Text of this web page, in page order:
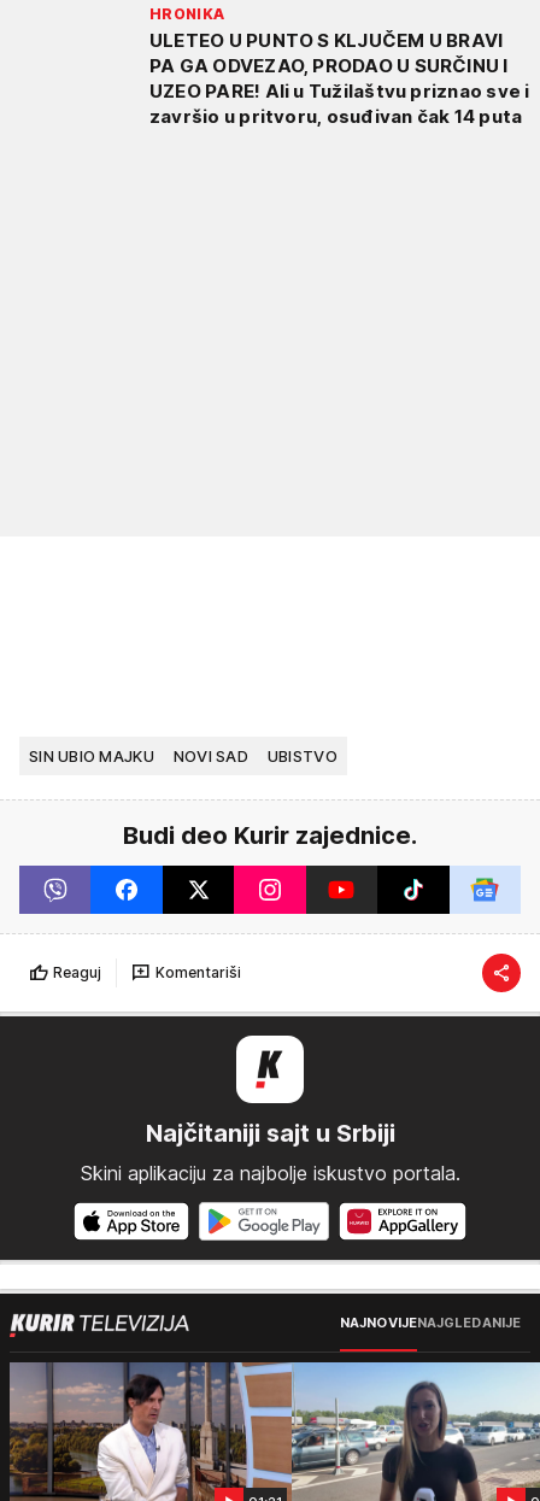
HRONIKA
ULETEO U PUNTO S KLJUČEM U BRAVI
PA GA ODVEZAO, PRODAO U SURČINU I
UZEO PARE! Ali u Tužilaštvu priznao sve i
završio u pritvoru, osuđivan čak 14 puta
SIN UBIO MAJKU NOVI SAD UBISTVO
Budi deo Kurir zajednice.
Reaguj Komentariši
Najčitaniji sajt u Srbiji
Skini aplikaciju za najbolje iskustvo portala.
NAJNOVIJENAJGLEDANIJE